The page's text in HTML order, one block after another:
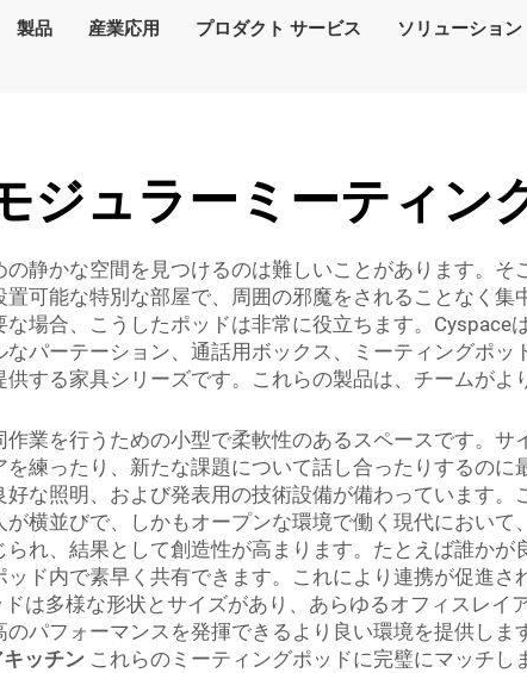
製品 産業応用 プロダクト サービス ソリューション
ジュラーミーティン
静かな空間を見つけるのは難しいことがあります。
可能な特別な部屋で、周囲の邪魔をされることなく
場合、こうしたポッドは非常に役立ちます。
パーテーション、通話用ボックス、ミーティングポッ
する家具シリーズです。これらの製品は、チームが
業を行うための小型で柔軟性のあるスペースです。
練ったり、新たな課題について話し合ったりするのに
な照明、および発表用の技術設備が備わっています
横並びで、しかもオープンな環境で働く現代におい
れ、結果として創造性が高まります。たとえば誰か
ド内で素早く共有できます。これにより連携が促進さ
は多様な形状とサイズがあり、あらゆるオフィスレ
パフォーマンスを発揮できるより良い環境を提供し
キッチン これらのミーティングポッドに完璧にマッチし